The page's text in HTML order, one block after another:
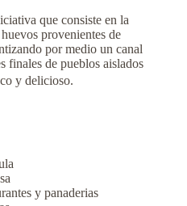
que consiste en la
provenientes de
por medio un canal
finales de pueblos aislados
y delicioso.
y panaderias